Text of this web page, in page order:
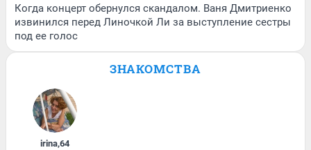
Когда концерт обернулся скандалом. Ваня Дмитриенко
извинился перед Линочкой Ли за выступление сестры
под ее голос
ЗНАКОМСТВА
irina,64